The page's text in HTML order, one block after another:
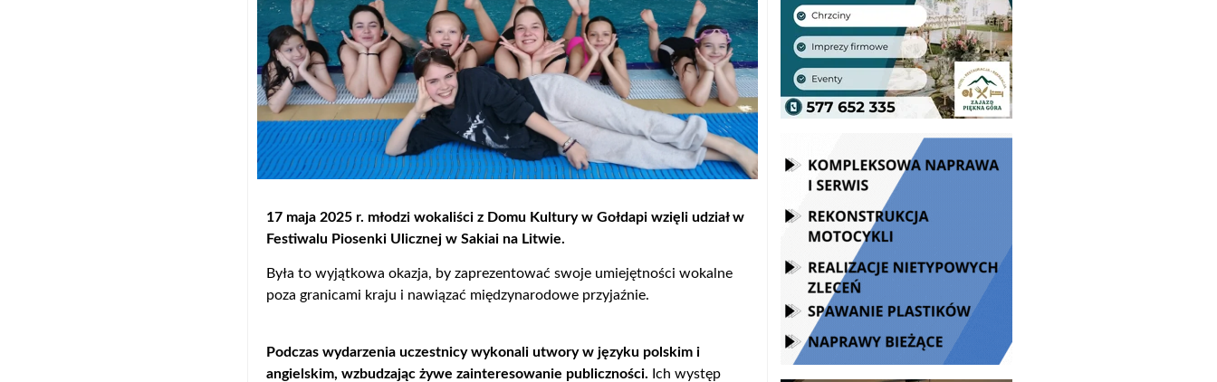
17 maja 2025 r. młodzi wokaliści z Domu Kultury w Gołdapi wzięli udział w
Festiwalu Piosenki Ulicznej w Sakiai na Litwie.
Była to wyjątkowa okazja, by zaprezentować swoje umiejętności wokalne
poza granicami kraju i nawiązać międzynarodowe przyjaźnie.
Podczas wydarzenia uczestnicy wykonali utwory w języku polskim i
angielskim, wzbudzając żywe zainteresowanie publiczności. Ich występ